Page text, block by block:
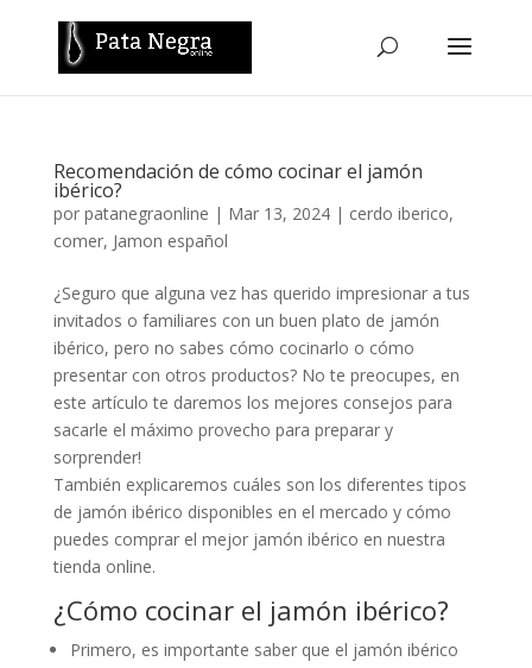
Recomendación de cómo cocinar el jamón
ibérico?
por patanegraonline | Mar 13, 2024| cerdo iberico,
comer, Jamon español
¿Seguro que alguna vez has querido impresionar a tus
invitados o familiares con un buen plato de jamón
ibérico, pero no sabes cómo cocinarlo o cómo
presentar con otros productos? No te preocupes, en
este artículo te daremos los mejores consejos para
sacarle el máximo provecho para preparar y
sorprender!
También explicaremos cuáles son los diferentes tipos
de jamón ibérico disponibles en el mercado y cómo
puedes comprar el mejor jamón ibérico en nuestra
tienda online.
¿Cómo cocinar el jamón ibérico?
Primero, es importante saber que el jamón ibérico